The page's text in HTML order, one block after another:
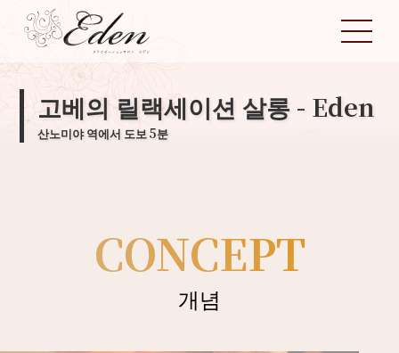
HOME
메뉴
English中文 (中国)
고베의 릴랙세이션 살롱 - Eden
산노미야 역에서 도보 5분
CONCEPT
개념